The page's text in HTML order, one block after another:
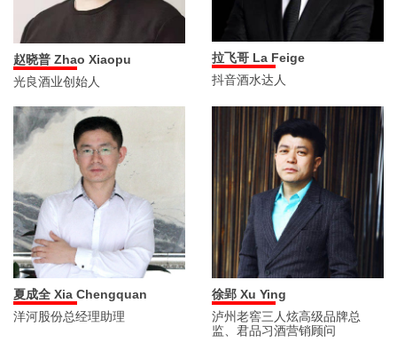
赵晓普 Zhao Xiaopu
光良酒业创始人
拉飞哥 La Feige
抖音酒水达人
夏成全 Xia Chengquan
洋河股份总经理助理
徐郢 Xu Ying
泸州老窖三人炫高级品牌总
监、君品习酒营销顾问